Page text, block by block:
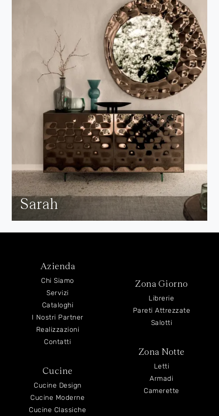
Sarah
Azienda
Chi Siamo
Servizi
Cataloghi
I Nostri Partner
Realizzazioni
Contatti
Cucine
Cucine Design
Cucine Moderne
Cucine Classiche
Zona Giorno
Librerie
Pareti Attrezzate
Salotti
Zona Notte
Letti
Armadi
Camerette